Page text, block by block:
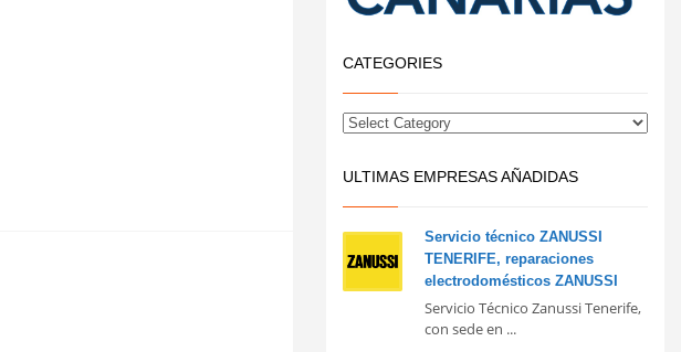
CATEGORIES
ULTIMAS EMPRESAS AÑADIDAS
Servicio técnico ZANUSSI
TENERIFE, reparaciones
electrodomésticos ZANUSSI
Servicio Técnico Zanussi Tenerife,
con sede en ...